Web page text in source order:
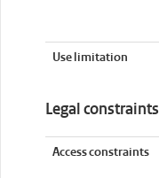
Use limitation
Legal constraints
Access constraints